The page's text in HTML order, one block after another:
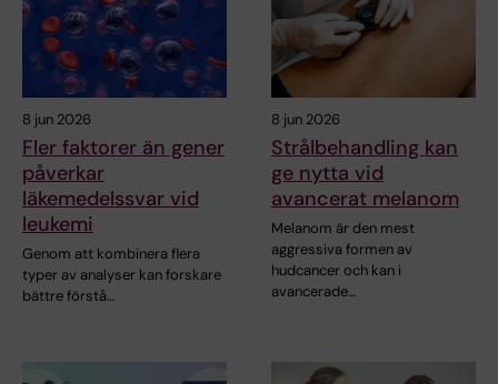
8 jun 2026
Fler faktorer än gener
påverkar
läkemedelssvar vid
leukemi
Genom att kombinera flera
typer av analyser kan forskare
bättre förstå…
8 jun 2026
Strålbehandling kan
ge nytta vid
avancerat melanom
Melanom är den mest
aggressiva formen av
hudcancer och kan i
avancerade…